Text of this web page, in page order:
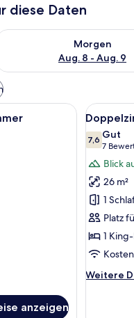
diese Daten
Aug. 7 - Aug. 8.
Morgen
Aug. 8 - Aug. 9
die
Hotelzimmer mit einer
anzeigen
Alle
Fotos
für
zur
8
7,67,6 von 10
Gut
7
(7
Blick
26 m²
1
Platz
1
Weitere
Weitere